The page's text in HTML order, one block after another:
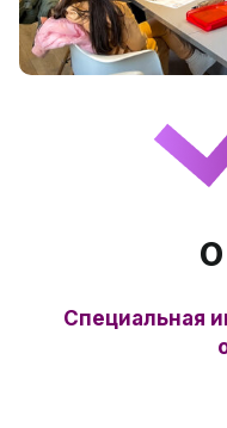
Специальная